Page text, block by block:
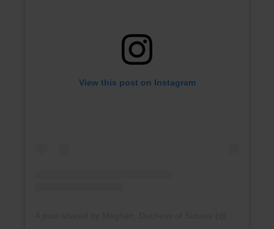
View this post on Instagram